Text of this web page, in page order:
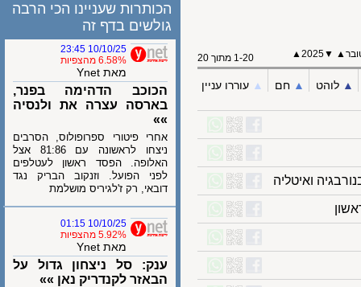
▲
▼
2025▲ 1-20 מתוך 20
לוהט ▲︎ חם ▲︎ עוררו עניין
ואיטליה
הכותרות שעניינו הכי הרבה
גולשים בדף זה
10/10/25 23:45
6.58% מהצפיות
מאת Ynet
הכוכב הדהימה בפנר,
בארסה עצרה את ולנסיה
אחרי פיטורי ספרופולוס, הסרבים
ניצחו לראשונה עם 81:86 אצל
האלופה. הפסד ראשון לעטלפים
לפני הפועל. וזנקוב הבריק נגד
דובאי, רק ז'לגיריס מושלמת
10/10/25 01:15
5.92% מהצפיות
מאת Ynet
ענק: סל ניצחון גדול על
הבאזר לקנדריק נאן »»